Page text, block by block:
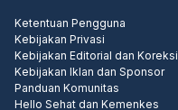
Ketentuan Pengguna
Kebijakan Privasi
Kebijakan Editorial dan Koreksi
Kebijakan Iklan dan Sponsor
Panduan Komunitas
Hello Sehat dan Kemenkes